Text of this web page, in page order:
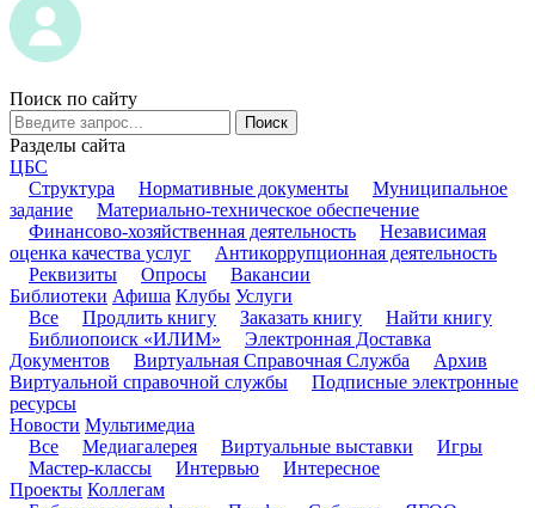
Поиск по сайту
Поиск
Разделы сайта
ЦБС
Структура
Нормативные документы
Муниципальное
задание
Материально-техническое обеспечение
Финансово-хозяйственная деятельность
Независимая
оценка качества услуг
Антикоррупционная деятельность
Реквизиты
Опросы
Вакансии
Библиотеки Афиша Клубы Услуги
Все
Продлить книгу Заказать книгу
Найти книгу
Библиопоиск «ИЛИМ»
Электронная Доставка
Документов
Виртуальная Справочная Служба
Архив
Виртуальной справочной службы
Подписные электронные
ресурсы
Новости Мультимедиа
Все
Медиагалерея Виртуальные выставки
Игры
Мастер-классы
Интервью
Интересное
Проекты Коллегам